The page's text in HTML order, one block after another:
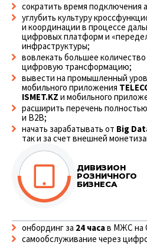
сократить время подключения
углубить культуру
и координации в процессе
цифровых платформ и
инфраструктуры;
вовлекать большее
цифровую трансформацию;
вывести на промышленный
мобильного приложения
ISMET.KZ и мобильного
расширить перечень
и B2B;
начать зарабатывать от Big
так и за счет внешней
ДИВИЗИОН
РОЗНИЧНОГО
БИЗНЕСА
онбординг за 24 часав МЖС на
самообслуживание через